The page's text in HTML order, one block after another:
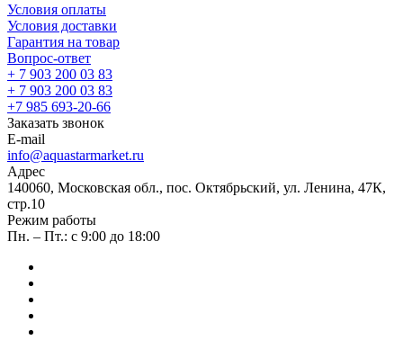
Условия оплаты
Условия доставки
Гарантия на товар
Вопрос-ответ
+ 7 903 200 03 83
+ 7 903 200 03 83
+7 985 693-20-66
Заказать звонок
E-mail
info@aquastarmarket.ru
Адрес
140060, Московская обл., пос. Октябрьский, ул. Ленина, 47К,
стр.10
Режим работы
Пн. – Пт.: с 9:00 до 18:00